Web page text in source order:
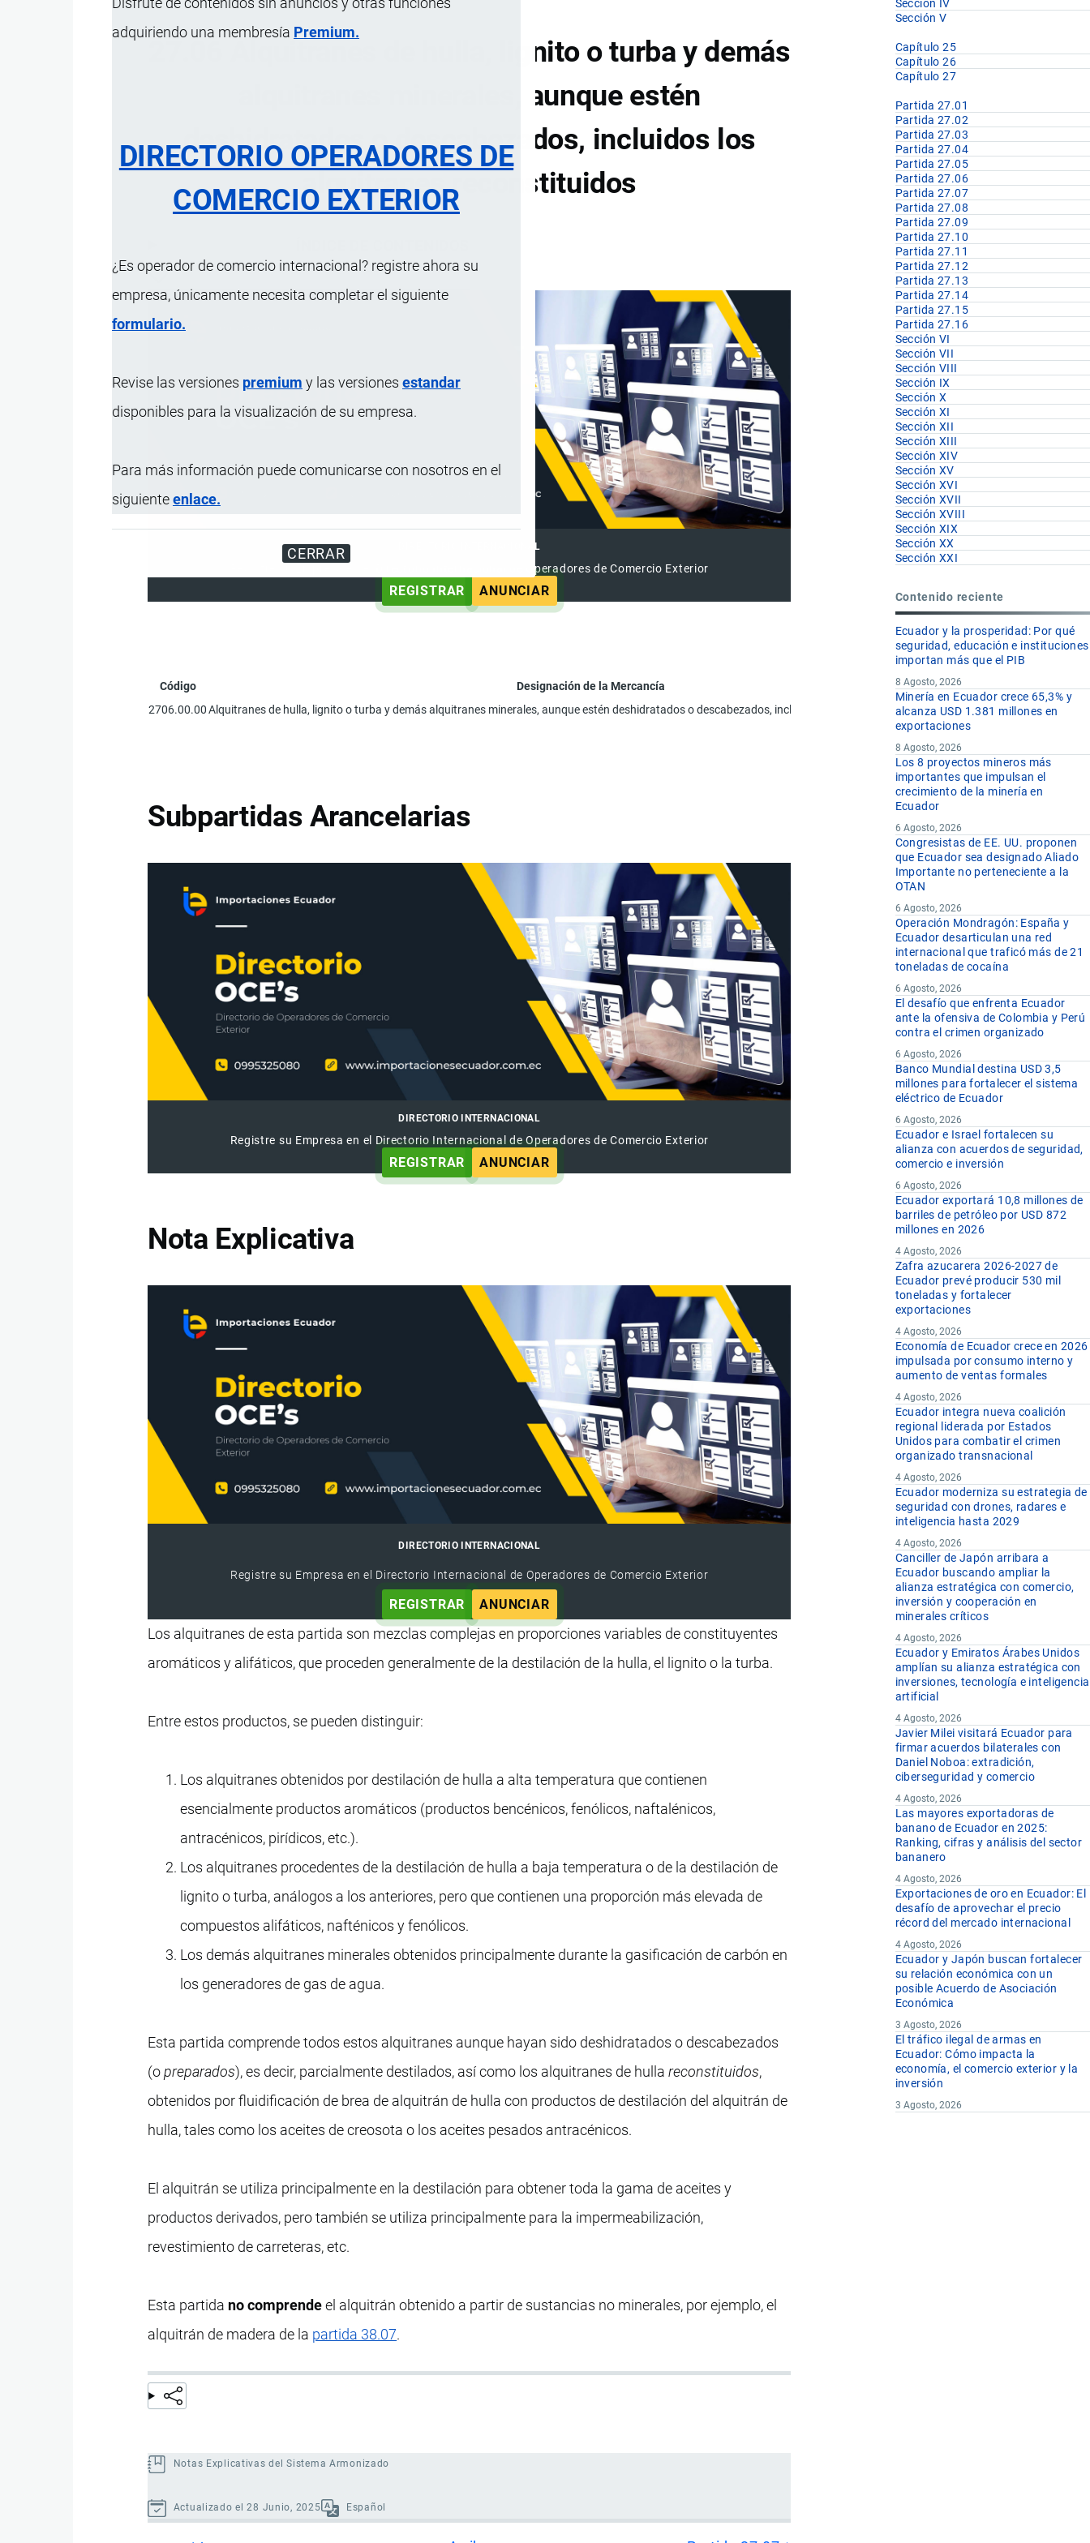
adquiriendo una membresía Premium.
DIRECTORIO OPERADORES DE
COMERCIO EXTERIOR
¿Es operador de comercio internacional? registre ahora su
empresa, únicamente necesita completar el siguiente
formulario.
Revise las versiones premium y las versiones estandar
disponibles para la visualización de su empresa.
Para más información puede comunicarse con nosotros en el
siguienteenlace.
CERRAR
27.06 Alquitranes de hulla, lignito o turba y demás
alquitranes minerales, aunque estén
deshidratados o descabezados, incluidos los
alquitranes reconstituidos
DIRECTORIO INTERNACIONAL
Registre su Empresa en el Directorio Internacional de Operadores de Comercio Exterior
REGISTRAR ANUNCIAR
Código Designación de la Mercancía
U.F
2706.00.00Alquitranes de hulla, lignito o turba y demás alquitranes minerales, aunque estén deshidratados o descabezados, incluidos los alquitranes reconstituidos. kg
Subpartidas Arancelarias
DIRECTORIO INTERNACIONAL
Registre su Empresa en el Directorio Internacional de Operadores de Comercio Exterior
REGISTRAR ANUNCIAR
Nota Explicativa
DIRECTORIO INTERNACIONAL
Registre su Empresa en el Directorio Internacional de Operadores de Comercio Exterior
REGISTRAR ANUNCIAR
Los alquitranes de esta partida son mezclas complejas en proporciones variables de constituyentes
aromáticos y alifáticos, que proceden generalmente de la destilación de la hulla, el lignito o la turba.
Entre estos productos, se pueden distinguir:
Los alquitranes obtenidos por destilación de hulla a alta temperatura que contienen
esencialmente productos aromáticos (productos bencénicos, fenólicos, naftalénicos,
antracénicos, pirídicos, etc.).
Los alquitranes procedentes de la destilación de hulla a baja temperatura o de la destilación de
lignito o turba, análogos a los anteriores, pero que contienen una proporción más elevada de
compuestos alifáticos, nafténicos y fenólicos.
Los demás alquitranes minerales obtenidos principalmente durante la gasificación de carbón en
los generadores de gas de agua.
Esta partida comprende todos estos alquitranes aunque hayan sido deshidratados o descabezados
(opreparados), es decir, parcialmente destilados, así como los alquitranes de hullareconstituidos,
obtenidos por fluidificación de brea de alquitrán de hulla con productos de destilación del alquitrán de
hulla, tales como los aceites de creosota o los aceites pesados antracénicos.
El alquitrán se utiliza principalmente en la destilación para obtener toda la gama de aceites y
productos derivados, pero también se utiliza principalmente para la impermeabilización,
revestimiento de carreteras, etc.
Esta partida no comprendeel alquitrán obtenido a partir de sustancias no minerales, por ejemplo, el
alquitrán de madera de la partida 38.07.
Notas Explicativas del Sistema Armonizado
Actualizado el 28 Junio, 2025 Español
Sección IV
Sección V
Capítulo 25
Capítulo 26
Capítulo 27
Partida 27.01
Partida 27.02
Partida 27.03
Partida 27.04
Partida 27.05
Partida 27.06
Partida 27.07
Partida 27.08
Partida 27.09
Partida 27.10
Partida 27.11
Partida 27.12
Partida 27.13
Partida 27.14
Partida 27.15
Partida 27.16
Sección VI
Sección VII
Sección VIII
Sección IX
Sección X
Sección XI
Sección XII
Sección XIII
Sección XIV
Sección XV
Sección XVI
Sección XVII
Sección XVIII
Sección XIX
Sección XX
Sección XXI
Contenido reciente
Ecuador y la prosperidad: Por qué
seguridad, educación e instituciones
importan más que el PIB
8 Agosto, 2026
Minería en Ecuador crece 65,3% y
alcanza USD 1.381 millones en
exportaciones
8 Agosto, 2026
Los 8 proyectos mineros más
importantes que impulsan el
crecimiento de la minería en
Ecuador
6 Agosto, 2026
Congresistas de EE. UU. proponen
que Ecuador sea designado Aliado
Importante no perteneciente a la
OTAN
6 Agosto, 2026
Operación Mondragón: España y
Ecuador desarticulan una red
internacional que traficó más de 21
toneladas de cocaína
6 Agosto, 2026
El desafío que enfrenta Ecuador
ante la ofensiva de Colombia y Perú
contra el crimen organizado
6 Agosto, 2026
Banco Mundial destina USD 3,5
millones para fortalecer el sistema
eléctrico de Ecuador
6 Agosto, 2026
Ecuador e Israel fortalecen su
alianza con acuerdos de seguridad,
comercio e inversión
6 Agosto, 2026
Ecuador exportará 10,8 millones de
barriles de petróleo por USD 872
millones en 2026
4 Agosto, 2026
Zafra azucarera 2026-2027 de
Ecuador prevé producir 530 mil
toneladas y fortalecer
exportaciones
4 Agosto, 2026
Economía de Ecuador crece en 2026
impulsada por consumo interno y
aumento de ventas formales
4 Agosto, 2026
Ecuador integra nueva coalición
regional liderada por Estados
Unidos para combatir el crimen
organizado transnacional
4 Agosto, 2026
Ecuador moderniza su estrategia de
seguridad con drones, radares e
inteligencia hasta 2029
4 Agosto, 2026
Canciller de Japón arribara a
Ecuador buscando ampliar la
alianza estratégica con comercio,
inversión y cooperación en
minerales críticos
4 Agosto, 2026
Ecuador y Emiratos Árabes Unidos
amplían su alianza estratégica con
inversiones, tecnología e inteligencia
artificial
4 Agosto, 2026
Javier Milei visitará Ecuador para
firmar acuerdos bilaterales con
Daniel Noboa: extradición,
ciberseguridad y comercio
4 Agosto, 2026
Las mayores exportadoras de
banano de Ecuador en 2025:
Ranking, cifras y análisis del sector
bananero
4 Agosto, 2026
Exportaciones de oro en Ecuador: El
desafío de aprovechar el precio
récord del mercado internacional
4 Agosto, 2026
Ecuador y Japón buscan fortalecer
su relación económica con un
posible Acuerdo de Asociación
Económica
3 Agosto, 2026
El tráfico ilegal de armas en
Ecuador: Cómo impacta la
economía, el comercio exterior y la
inversión
3 Agosto, 2026